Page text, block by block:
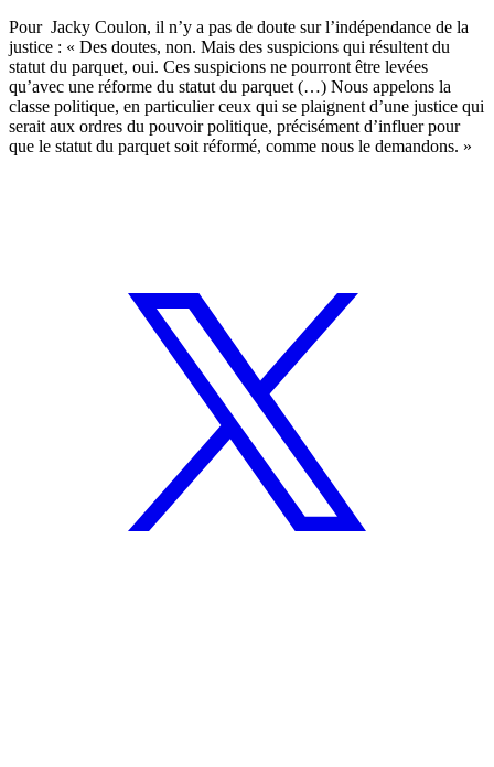
Pour Jacky Coulon, il n’y a pas de doute sur l’indépendance de la
justice : « Des doutes, non. Mais des suspicions qui résultent du
statut du parquet, oui. Ces suspicions ne pourront être levées
qu’avec une réforme du statut du parquet (…) Nous appelons la
classe politique, en particulier ceux qui se plaignent d’une justice qui
serait aux ordres du pouvoir politique, précisément d’influer pour
que le statut du parquet soit réformé, comme nous le demandons. »